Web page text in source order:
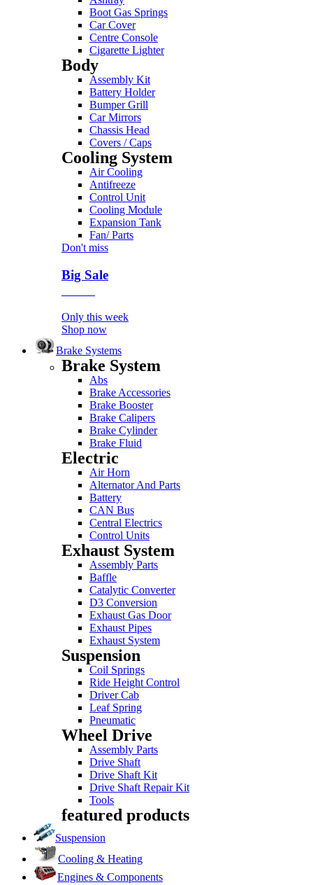
Boot Gas Springs
Car Cover
Centre Console
Cigarette Lighter
Body
Assembly Kit
Battery Holder
Bumper Grill
Car Mirrors
Chassis Head
Covers / Caps
Cooling System
Air Cooling
Antifreeze
Control Unit
Cooling Module
Expansion Tank
Fan/ Parts
Don't miss
Big Sale
Only this week
Shop now
Brake Systems
Brake System
Abs
Brake Accessories
Brake Booster
Brake Calipers
Brake Cylinder
Brake Fluid
Electric
Air Horn
Alternator And Parts
Battery
CAN Bus
Central Electrics
Control Units
Exhaust System
Assembly Parts
Baffle
Catalytic Converter
D3 Conversion
Exhaust Gas Door
Exhaust Pipes
Exhaust System
Suspension
Coil Springs
Ride Height Control
Driver Cab
Leaf Spring
Pneumatic
Wheel Drive
Assembly Parts
Drive Shaft
Drive Shaft Kit
Drive Shaft Repair Kit
Tools
featured products
Suspension
Cooling & Heating
Engines & Components